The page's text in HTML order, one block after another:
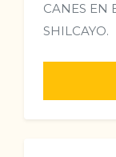
CANES EN
SHILCAYO.